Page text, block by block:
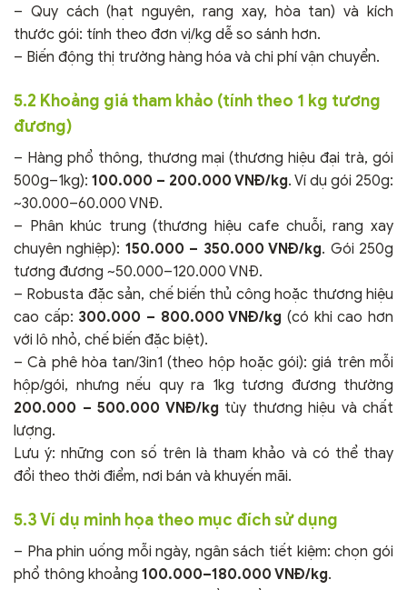
– Quy cách (hạt nguyên, rang xay, hòa tan) và kích
thước gói: tính theo đơn vị/kg dễ so sánh hơn.
– Biến động thị trường hàng hóa và chi phí vận chuyển.
5.2 Khoảng giá tham khảo (tính theo 1 kg tương
đương)
– Hàng phổ thông, thương mại (thương hiệu đại trà, gói
500g–1kg): 100.000 – 200.000 VNĐ/kg. Ví dụ gói 250g:
~30.000–60.000 VNĐ.
– Phân khúc trung (thương hiệu cafe chuỗi, rang xay
chuyên nghiệp): 150.000 – 350.000 VNĐ/kg. Gói 250g
tương đương ~50.000–120.000 VNĐ.
– Robusta đặc sản, chế biến thủ công hoặc thương hiệu
cao cấp: 300.000 – 800.000 VNĐ/kg (có khi cao hơn
với lô nhỏ, chế biến đặc biệt).
– Cà phê hòa tan/3in1 (theo hộp hoặc gói): giá trên mỗi
hộp/gói, nhưng nếu quy ra 1kg tương đương thường
200.000 – 500.000 VNĐ/kg tùy thương hiệu và chất
lượng.
Lưu ý: những con số trên là tham khảo và có thể thay
đổi theo thời điểm, nơi bán và khuyến mãi.
5.3 Ví dụ minh họa theo mục đích sử dụng
– Pha phin uống mỗi ngày, ngân sách tiết kiệm: chọn gói
phổ thông khoảng 100.000–180.000 VNĐ/kg.